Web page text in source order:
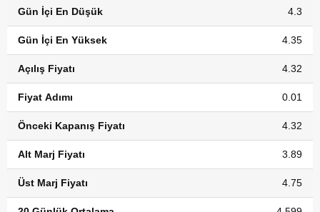
Gün İçi En Düşük 4.3
Gün İçi En Yüksek 4.35
Açılış Fiyatı 4.32
Fiyat Adımı 0.01
Önceki Kapanış Fiyatı 4.32
Alt Marj Fiyatı 3.89
Üst Marj Fiyatı 4.75